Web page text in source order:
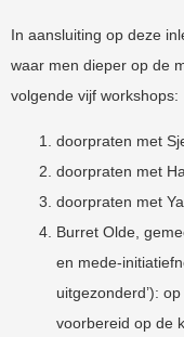
In aansluiting op deze
waar men dieper op de
volgende vijf workshops:
doorpraten met
doorpraten met
doorpraten met
Burret Olde,
en mede-
uitgezonderd’):
voorbereid op de